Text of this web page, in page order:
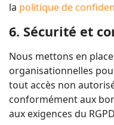
la politique de
6. Sécurité et
Nous mettons en
organisationnelles
tout accès non
conformément aux
aux exigences du